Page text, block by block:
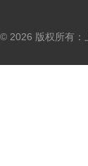
© 2026 版权所有：